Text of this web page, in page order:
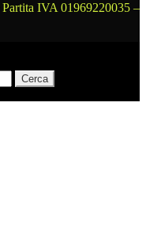
Partita IVA 01969220035 –
Cerca